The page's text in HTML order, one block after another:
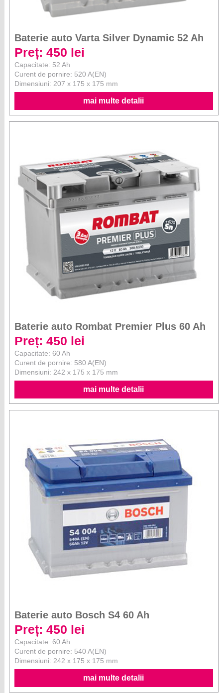
Baterie auto Varta Silver Dynamic 52 Ah
Preț: 450 lei
Capacitate: 52 Ah
Curent de pornire: 520 A(EN)
Dimensiuni: 207 x 175 x 175 mm
mai multe detalii
Baterie auto Rombat Premier Plus 60 Ah
Preț: 450 lei
Capacitate: 60 Ah
Curent de pornire: 580 A(EN)
Dimensiuni: 242 x 175 x 175 mm
mai multe detalii
Baterie auto Bosch S4 60 Ah
Preț: 450 lei
Capacitate: 60 Ah
Curent de pornire: 540 A(EN)
Dimensiuni: 242 x 175 x 175 mm
mai multe detalii